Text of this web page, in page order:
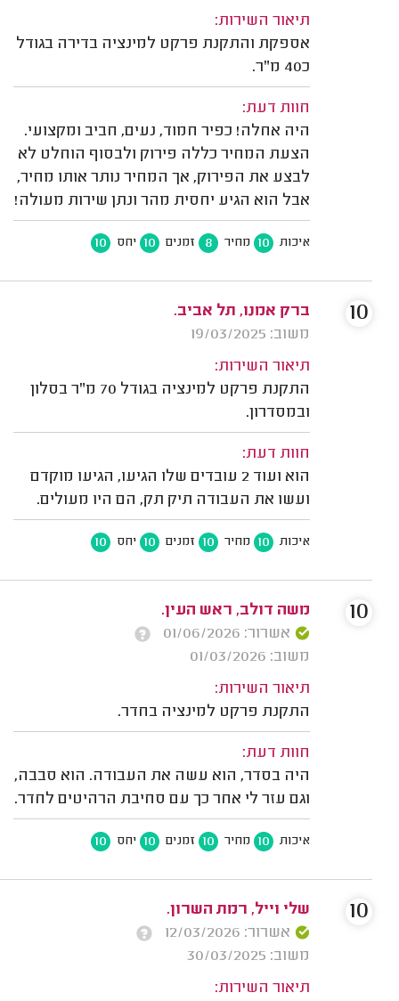
תיאור השירות:
אספקת והתקנת פרקט למינציה בדירה בגודל
כ40 מ"ר.
חוות דעת:
היה אחלה! כפיר חמוד, נעים, חביב ומקצועי.
הצעת המחיר כללה פירוק ולבסוף הוחלט לא
לבצע את הפירוק, אך המחיר נותר אותו מחיר,
אבל הוא הגיע יחסית מהר ונתן שירות מעולה!
איכות 10 מחיר 8 זמנים 10 יחס 10
ברק אמנו, תל אביב.
משוב: 19/03/2025
תיאור השירות:
התקנת פרקט למינציה בגודל 70 מ"ר בסלון
ובמסדרון.
חוות דעת:
הוא ועוד 2 עובדים שלו הגיעו, הגיעו מוקדם
ועשו את העבודה תיק תק, הם היו מעולים.
איכות 10 מחיר 10 זמנים 10 יחס 10
10
משה דולב, ראש העין.
אשרור: 01/06/2026
משוב: 01/03/2026
תיאור השירות:
התקנת פרקט למינציה בחדר.
חוות דעת:
היה בסדר, הוא עשה את העבודה. הוא סבבה,
וגם עזר לי אחר כך עם סחיבת הרהיטים לחדר.
איכות 10 מחיר 10 זמנים 10 יחס 10
10
שלי וייל, רמת השרון.
אשרור: 12/03/2026
משוב: 30/03/2025
תיאור השירות:
10